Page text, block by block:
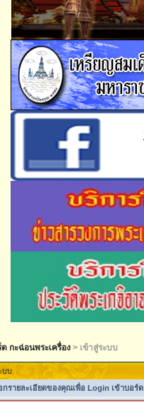
ด กะฉ่อนพระเครื่อง > เข้าสู่ระบบ
บบ
รายละเอียดของคุณเพื่อ Login เข้าบอร์ด